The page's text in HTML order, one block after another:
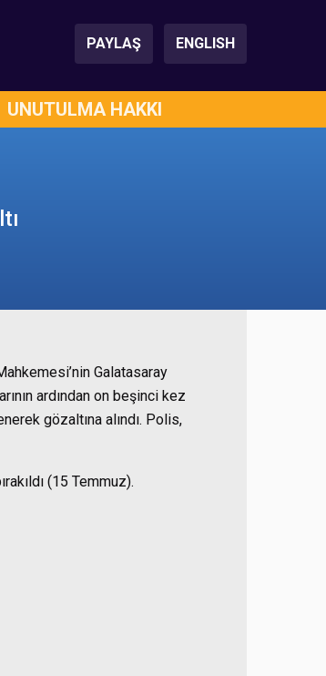
PAYLAŞ ENGLISH
UNUTULMA HAKKI
Galatasaray
ardından on beşinci kez
gözaltına alındı. Polis,
(15 Temmuz).